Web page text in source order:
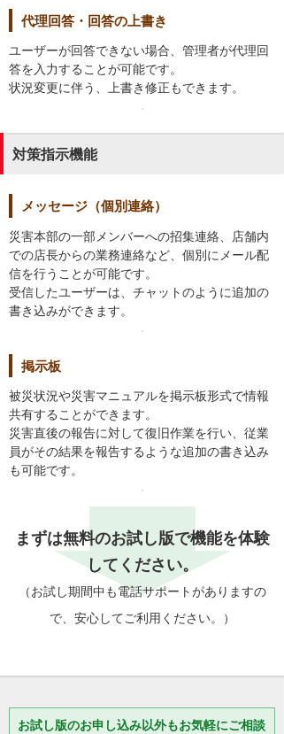
代理回答・回答の上書き
ユーザーが回答できない場合、管理者が代理回
答を入力することが可能です。
状況変更に伴う、上書き修正もできます。
対策指示機能
メッセージ（個別連絡）
災害本部の一部メンバーへの招集連絡、店舗内
での店長からの業務連絡など、個別にメール配
信を行うことが可能です。
受信したユーザーは、チャットのように追加の
書き込みができます。
掲示板
被災状況や災害マニュアルを掲示板形式で情報
共有することができます。
災害直後の報告に対して復旧作業を行い、従業
員がその結果を報告するような追加の書き込み
も可能です。
まずは無料のお試し版で機能を体験
してください。
（お試し期間中も電話サポートがありますの
で、安心してご利用ください。）
お試し版のお申し込み以外もお気軽にご相談